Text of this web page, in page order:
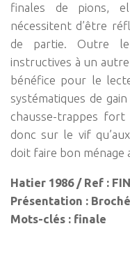
finales de pions,
nécessitent d’être
de partie. Outre
instructives à un
bénéfice pour le
systématiques de
chausse-trappes
donc sur le vif
doit faire bon ménage
Hatier 1986 / Ref :
Présentation : Broché
Mots-clés : finale